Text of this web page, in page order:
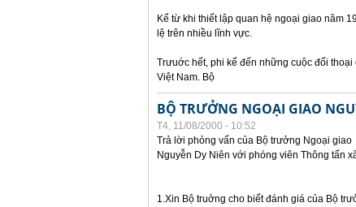
Kể từ khi thiết lập quan hệ ngoại giao năm
lệ trên nhiều lĩnh vực.
Trưuớc hết, phi kể đến những cuộc đối
Việt Nam. Bộ
BỘ TRƯỞNG NGOẠI GIAO
T4, 11/08/2000 - 10:52
Trả lời phỏng vấn của Bộ trưởng Ngoại giao
Nguyễn Dy Niên với phóng viên Thông tấn
1.Xin Bộ truởng cho biết đánh giá của Bộ